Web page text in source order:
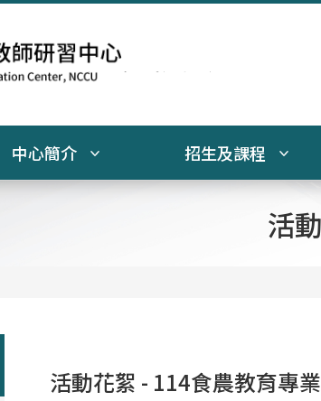
中心簡介 招生及課程
活
活動花絮 - 114食農教育專